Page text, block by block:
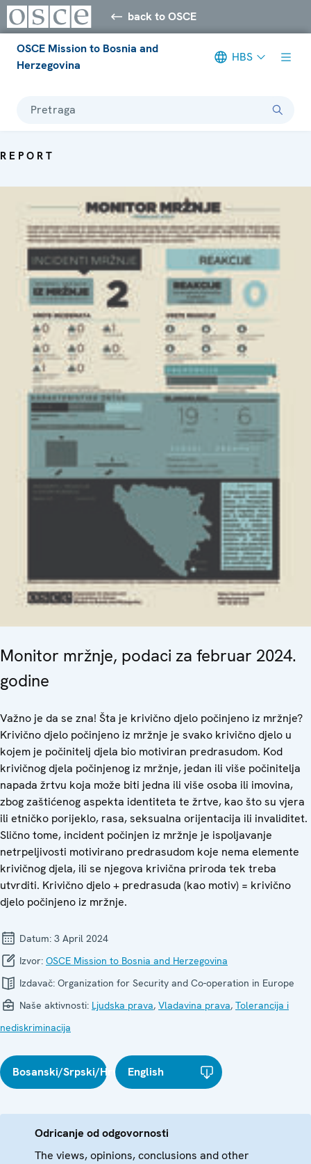
back to OSCE
OSCE Mission to Bosnia and
Herzegovina
HBS
Pretraga
REPORT
Monitor mržnje, podaci za februar 2024.
godine
Važno je da se zna! Šta je krivično djelo počinjeno iz mržnje?
Krivično djelo počinjeno iz mržnje je svako krivično djelo u
kojem je počinitelj djela bio motiviran predrasudom. Kod
krivičnog djela počinjenog iz mržnje, jedan ili više počinitelja
napada žrtvu koja može biti jedna ili više osoba ili imovina,
zbog zaštićenog aspekta identiteta te žrtve, kao što su vjera
ili etničko porijeklo, rasa, seksualna orijentacija ili invaliditet.
Slično tome, incident počinjen iz mržnje je ispoljavanje
netrpeljivosti motivirano predrasudom koje nema elemente
krivičnog djela, ili se njegova krivična priroda tek treba
utvrditi. Krivično djelo + predrasuda (kao motiv) = krivično
djelo počinjeno iz mržnje.
Datum: 3 April 2024
Izvor: OSCE Mission to Bosnia and Herzegovina
Izdavač: Organization for Security and Co-operation in Europe
Naše aktivnosti: Ljudska prava, Vladavina prava, Tolerancija i
nediskriminacija
Bosanski/Srpski/HrvatskiEnglish
Odricanje od odgovornosti
The views, opinions, conclusions and other